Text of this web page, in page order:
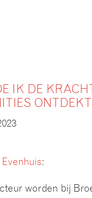
IK DE
Evenhuis:
worden bij